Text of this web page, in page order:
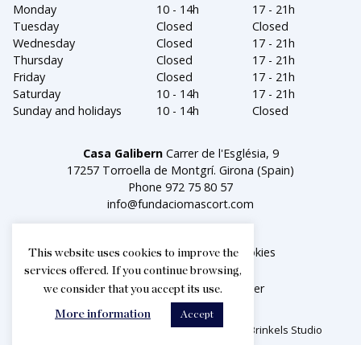
Monday
10 - 14h
17 - 21h
Tuesday
Closed
Closed
Wednesday
Closed
17 - 21h
Thursday
Closed
17 - 21h
Friday
Closed
17 - 21h
Saturday
10 - 14h
17 - 21h
Sunday and holidays
10 - 14h Closed
Casa GalibernCarrer de l'Església, 9
17257 Torroella de Montgrí. Girona (Spain)
Phone 972 75 80 57
info@fundaciomascort.com
Legal notice Política de cookies
Facebook Instagram Twitter
2026© Fundació Privada Mascort. Creat per Brinkels Studio
This website uses cookies to improve the
services offered. If you continue browsing,
we consider that you accept its use.
More information Accept